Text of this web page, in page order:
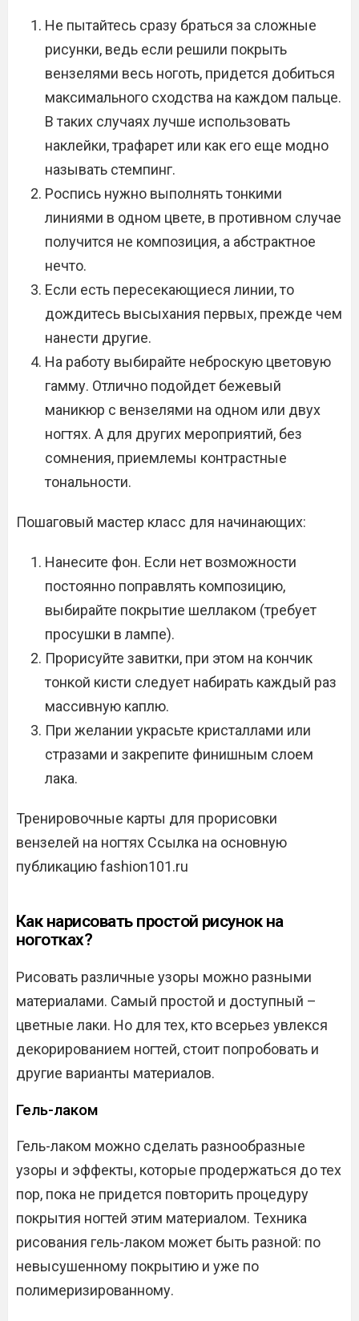
Не пытайтесь сразу браться за сложные
рисунки, ведь если решили покрыть
вензелями весь ноготь, придется добиться
максимального сходства на каждом пальце.
В таких случаях лучше использовать
наклейки, трафарет или как его еще модно
называть стемпинг.
Роспись нужно выполнять тонкими
линиями в одном цвете, в противном случае
получится не композиция, а абстрактное
нечто.
Если есть пересекающиеся линии, то
дождитесь высыхания первых, прежде чем
нанести другие.
На работу выбирайте неброскую цветовую
гамму. Отлично подойдет бежевый
маникюр с вензелями на одном или двух
ногтях. А для других мероприятий, без
сомнения, приемлемы контрастные
тональности.
Пошаговый мастер класс для начинающих:
Нанесите фон. Если нет возможности
постоянно поправлять композицию,
выбирайте покрытие шеллаком (требует
просушки в лампе).
Прорисуйте завитки, при этом на кончик
тонкой кисти следует набирать каждый раз
массивную каплю.
При желании украсьте кристаллами или
стразами и закрепите финишным слоем
лака.
Тренировочные карты для прорисовки
вензелей на ногтях Ссылка на основную
публикацию fashion101.ru
Как нарисовать простой рисунок на
ноготках?
Рисовать различные узоры можно разными
материалами. Самый простой и доступный –
цветные лаки. Но для тех, кто всерьез увлекся
декорированием ногтей, стоит попробовать и
другие варианты материалов.
Гель-лаком
Гель-лаком можно сделать разнообразные
узоры и эффекты, которые продержаться до тех
пор, пока не придется повторить процедуру
покрытия ногтей этим материалом. Техника
рисования гель-лаком может быть разной: по
невысушенному покрытию и уже по
полимеризированному.